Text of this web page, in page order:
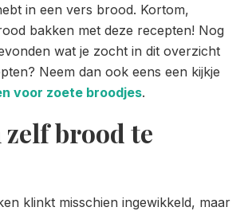
in een vers brood. Kortom,
bakken met deze recepten! Nog
wat je zocht in dit overzicht
Neem dan ook eens een kijkje
voor zoete broodjes.
brood te
klinkt misschien ingewikkeld, maar